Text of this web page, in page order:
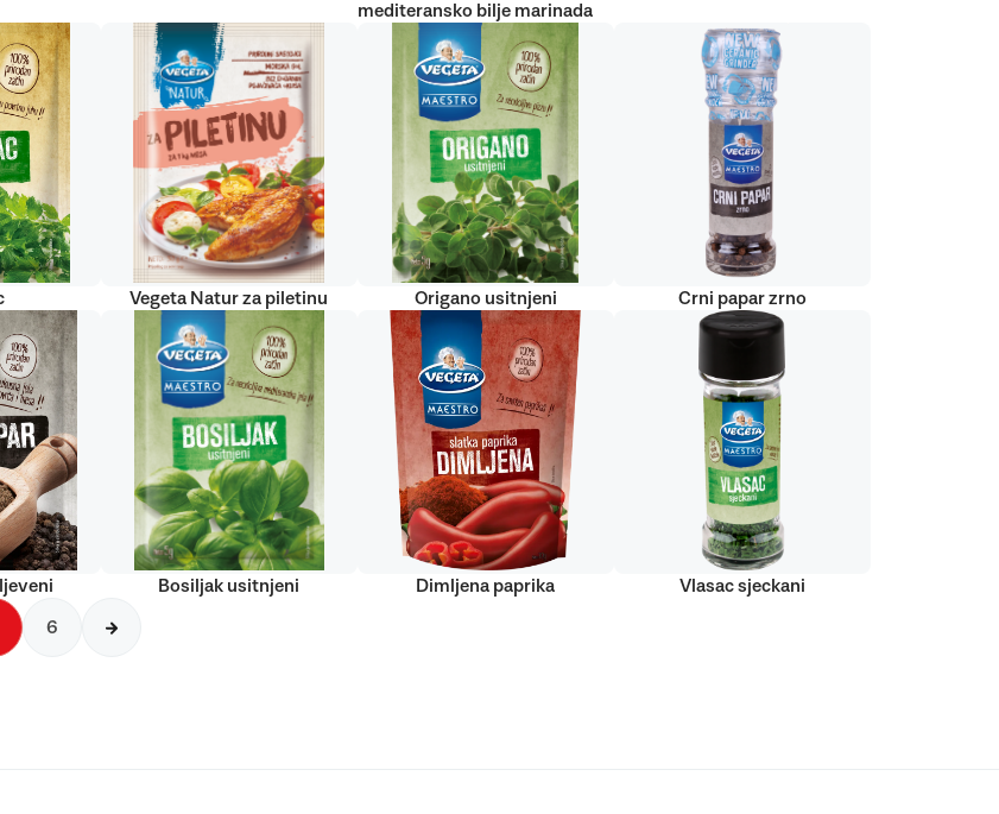
mediteransko bilje marinada
Vegeta Natur za piletinu Origano usitnjeni Crni papar zrno
Bosiljak usitnjeni Dimljena paprika Vlasac sjeckani
6